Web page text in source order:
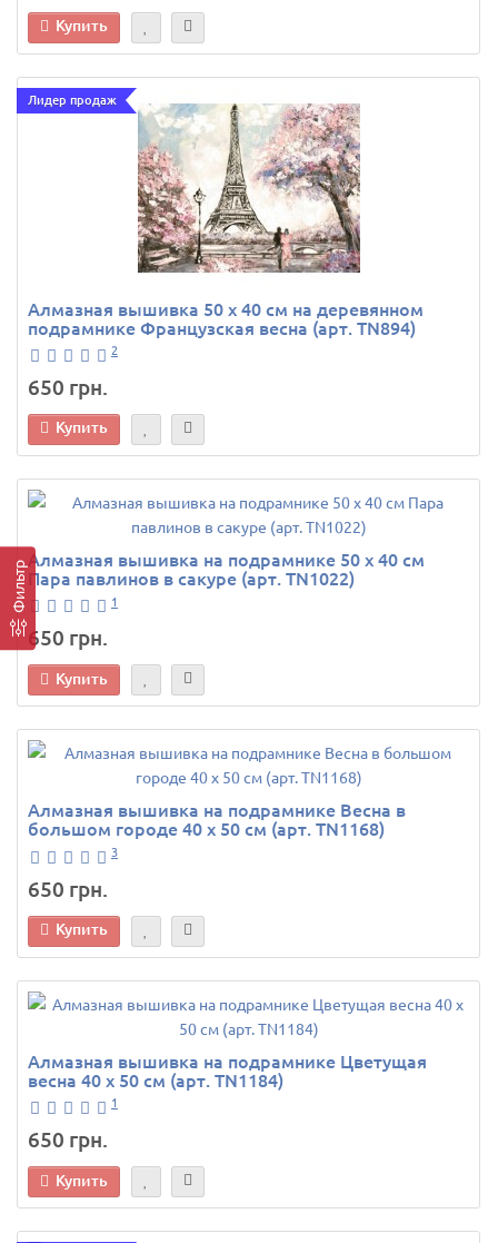
Фильтр
Купить
Лидер продаж
Алмазная вышивка 50 х 40 см на деревянном
подрамнике Французская весна (арт. TN894)
2
650 грн.
Купить
Алмазная вышивка на подрамнике 50 х 40 см
Пара павлинов в сакуре (арт. TN1022)
1
650 грн.
Купить
Алмазная вышивка на подрамнике Весна в
большом городе 40 х 50 см (арт. TN1168)
3
650 грн.
Купить
Алмазная вышивка на подрамнике Цветущая
весна 40 х 50 см (арт. TN1184)
1
650 грн.
Купить